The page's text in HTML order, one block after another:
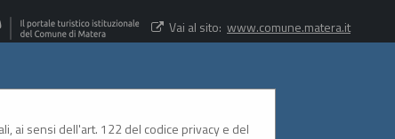
Vai al sito: www.comune.matera.it
ai sensi dell'art. 122 del codice privacy e del